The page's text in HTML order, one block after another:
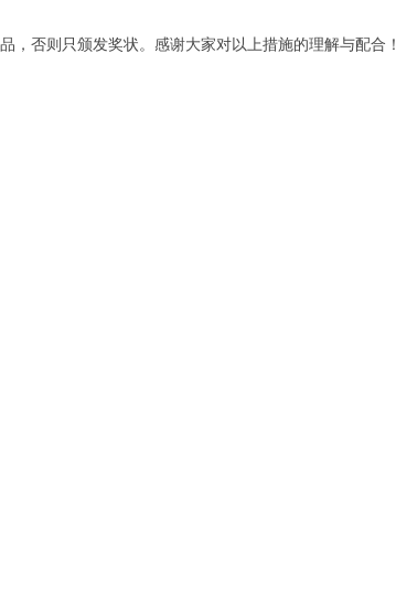
否则只颁发奖状。感谢大家对以上措施的理解与配合！